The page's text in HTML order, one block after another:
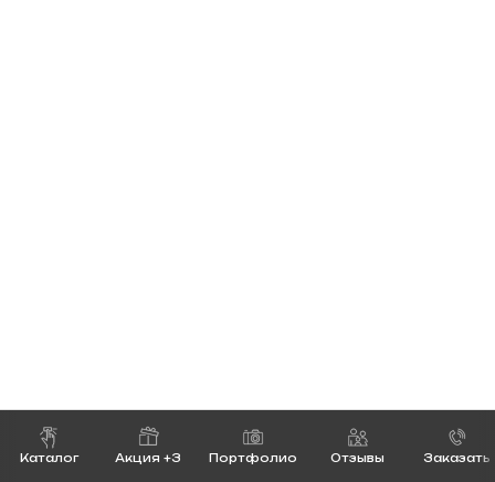
Каталог Акция +3 Портфолио Отзывы Заказать